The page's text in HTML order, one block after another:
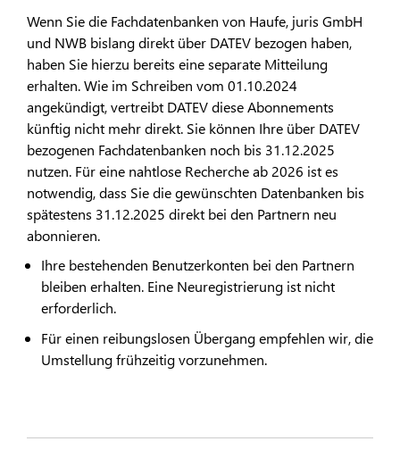
Wenn Sie die Fachdatenbanken von Haufe, juris GmbH
und NWB bislang direkt über DATEV bezogen haben,
haben Sie hierzu bereits eine separate Mitteilung
erhalten. Wie im Schreiben vom 01.10.2024
angekündigt, vertreibt DATEV diese Abonnements
künftig nicht mehr direkt. Sie können Ihre über DATEV
bezogenen Fachdatenbanken noch bis 31.12.2025
nutzen. Für eine nahtlose Recherche ab 2026 ist es
notwendig, dass Sie die gewünschten Datenbanken bis
spätestens 31.12.2025 direkt bei den Partnern neu
abonnieren.
Ihre bestehenden Benutzerkonten bei den Partnern
bleiben erhalten. Eine Neuregistrierung ist nicht
erforderlich.
Für einen reibungslosen Übergang empfehlen wir, die
Umstellung frühzeitig vorzunehmen.